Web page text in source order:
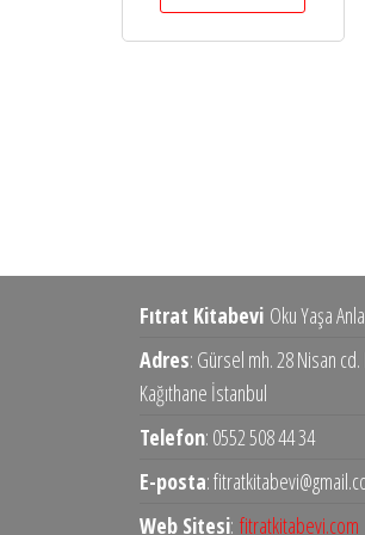
Fıtrat Kitabevi Oku Yaşa
Adres: Gürsel mh. 28 Nisan
Kağıthane İstanbul
Telefon: 0552 508 44 34
E-posta:
Web Sitesi: fitratkitabevi.com